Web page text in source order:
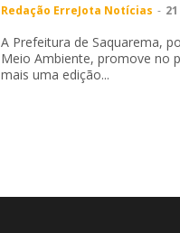
Redação ErreJota Notícias -
A Prefeitura de Saquarema,
Meio Ambiente, promove no
mais uma edição...